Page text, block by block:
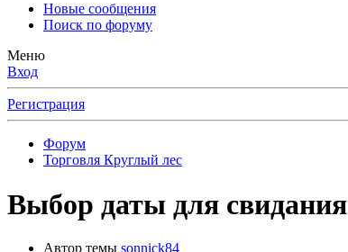
Новые сообщения
Поиск по форуму
Меню
Вход
Регистрация
Форум
Торговля Круглый лес
Выбор даты для свидания
Автор темы sonnick84